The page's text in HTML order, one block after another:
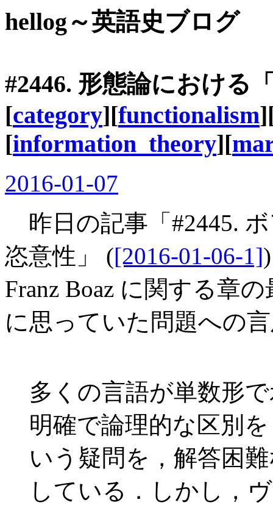
hellog～英語史ブログ
#2446. 形態論における
[category][functionalism
[information_theory][
2016-01-07
昨日の記事「#2445.
恣意性」 ([2016-01-06-1]
Franz Boaz に関する章
に思っていた問題への
多くの言語が単数形
明確で論理的な区別
いう疑問を，解答困
している．しかし，